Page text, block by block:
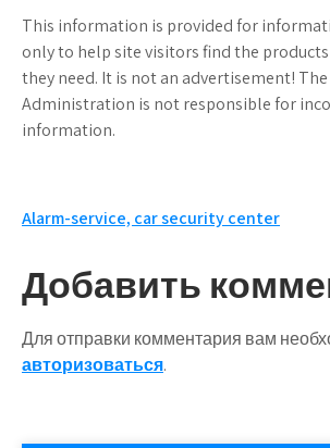
This information is provided for
only to help site visitors find the
they need. It is not an advertisement! The
Administration is not responsible for
information.
Навигация
по
записям
Alarm-service, car security center
Добавить
Для отправки комментария вам
авторизоваться.